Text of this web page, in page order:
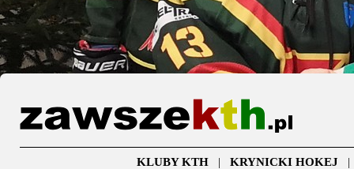
KLUBY KTH| KRYNICKI HOKEJ